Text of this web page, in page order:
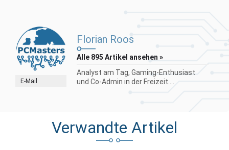
E-Mail
Florian Roos
Alle 895 Artikel ansehen »
Analyst am Tag, Gaming-Enthusiast
und Co-Admin in der Freizeit....
Verwandte Artikel